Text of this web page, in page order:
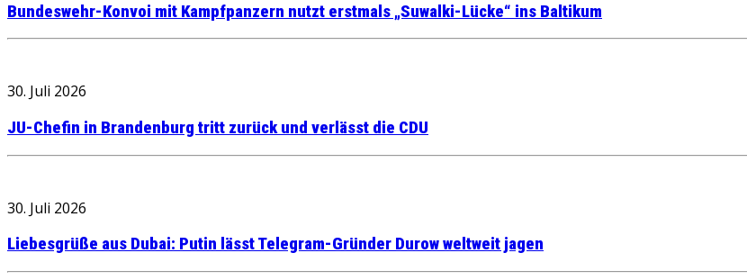
Bundeswehr-Konvoi mit Kampfpanzern nutzt erstmals „Suwalki-Lücke“ ins Baltikum
30. Juli 2026
JU-Chefin in Brandenburg tritt zurück und verlässt die CDU
30. Juli 2026
Liebesgrüße aus Dubai: Putin lässt Telegram-Gründer Durow weltweit jagen